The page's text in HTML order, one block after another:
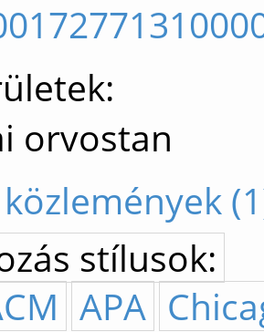
orvostan
stílusok:
APA